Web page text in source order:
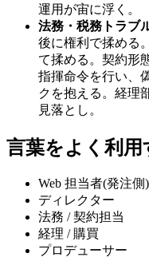
運用が宙に浮く。
法務・税務トラブ
後に権利で揉める
て揉める。契約形
指揮命令を行い、
クを抱える。経理
見落とし。
言葉をよく利用
Web 担当者(発注側)
ディレクター
法務 / 契約担当
経理 / 購買
プロデューサー